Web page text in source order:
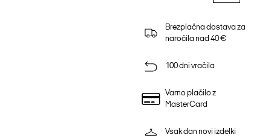
Brezplačna dostava za
naročila nad 40 €
100 dni vračila
Varno plačilo z
MasterCard
Vsak dan novi izdelki